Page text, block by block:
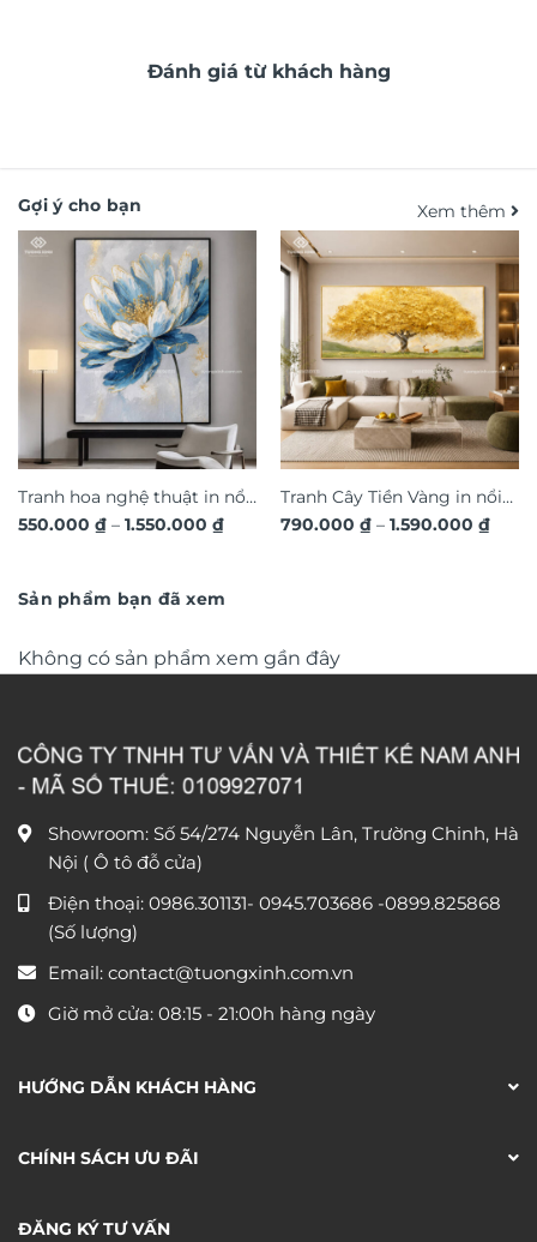
Đánh giá từ khách hàng
Gợi ý cho bạn Xem thêm
Tranh hoa nghệ thuật in nổi
3D hiệu ứng dát vàng sang
550.000 ₫ – 1.550.000 ₫Khoảng
1.550.000 ₫
Tranh Cây Tiền Vàng in nổi
3D dát vàng ánh kim sang
790.000 ₫ – 1.590.000 ₫
Sản phẩm bạn đã xem
Không có sản phẩm xem gần đây
Showroom: Số 54/274 Nguyễn Lân, Trường Chinh, Hà
Nội ( Ô tô đỗ cửa)
Điện thoại: 0986.301131- 0945.703686 -0899.825868
(Số lượng)
Email: contact@tuongxinh.com.vn
Giờ mở cửa: 08:15 - 21:00h hàng ngày
HƯỚNG DẪN KHÁCH HÀNG
CHÍNH SÁCH ƯU ĐÃI
ĐĂNG KÝ TƯ VẤN